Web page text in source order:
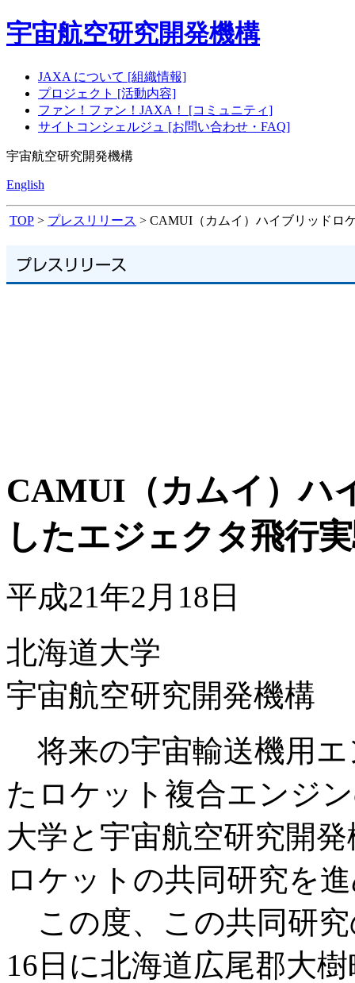
宇宙航空研究開発機構
JAXA について [組織情報]
プロジェクト [活動内容]
ファン！ファン！JAXA！ [コミュニティ]
サイトコンシェルジュ [お問い合わせ・FAQ]
宇宙航空研究開発機構
English
TOP > プレスリリース > CAMUI（カムイ）ハイブリッドロ
CAMUI（カムイ）ハ
したエジェクタ飛行
平成21年2月18日
北海道大学
宇宙航空研究開発機構
将来の宇宙輸送機用
たロケット複合エンジ
大学と宇宙航空研究開
ロケットの共同研究を
この度、この共同研究
16日に北海道広尾郡大